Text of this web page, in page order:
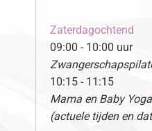
Zaterdagochtend
09:00 - 10:00 uur
10:15 - 11:15
Mama en Baby Yoga
(actuele tijden en